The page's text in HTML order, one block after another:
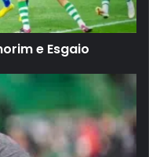
e Esgaio